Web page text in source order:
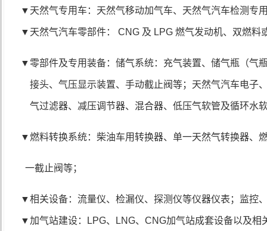
▼ 天然气专用 车：天然气移动加气车、天然气汽车检测专
▼ 天然气汽车零部件： CNG 及 LPG 燃气发动机、双燃料
▼零部件及专用装备：储气系统：充气装置、储气瓶 （气
接头、气压显示装置、手动截止阀等； 天然气汽车电子
气过滤器、减压调节器、混合器、低压气软管及循环水
▼燃料转换系统：柴油车用转换器、单一天然气转换器、
一截止阀等；
▼相关设备：流量仪、检漏仪、探测仪等仪器仪表；监控
▼加气站建设： LPG、 LNG、 CNG加气站成套设备以及相